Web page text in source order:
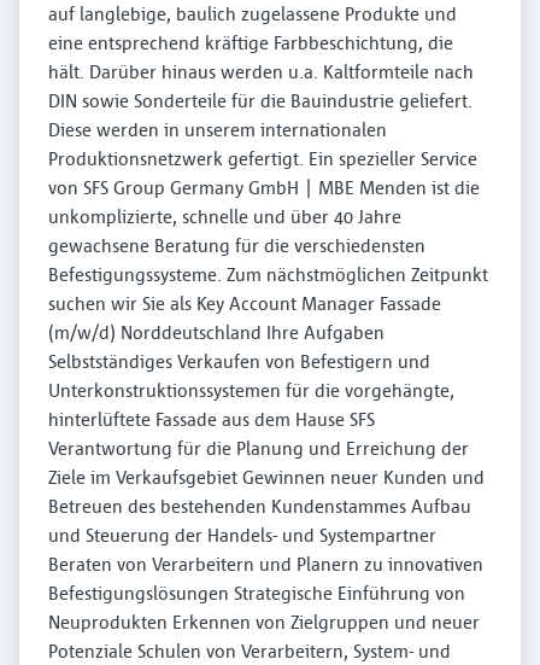
auf langlebige, baulich zugelassene Produkte und
eine entsprechend kräftige Farbbeschichtung, die
hält. Darüber hinaus werden u.a. Kaltformteile nach
DIN sowie Sonderteile für die Bauindustrie geliefert.
Diese werden in unserem internationalen
Produktionsnetzwerk gefertigt. Ein spezieller Service
von SFS Group Germany GmbH | MBE Menden ist die
unkomplizierte, schnelle und über 40 Jahre
gewachsene Beratung für die verschiedensten
Befestigungssysteme. Zum nächstmöglichen Zeitpunkt
suchen wir Sie als Key Account Manager Fassade
(m/w/d) Norddeutschland Ihre Aufgaben
Selbstständiges Verkaufen von Befestigern und
Unterkonstruktionssystemen für die vorgehängte,
hinterlüftete Fassade aus dem Hause SFS
Verantwortung für die Planung und Erreichung der
Ziele im Verkaufsgebiet Gewinnen neuer Kunden und
Betreuen des bestehenden Kundenstammes Aufbau
und Steuerung der Handels- und Systempartner
Beraten von Verarbeitern und Planern zu innovativen
Befestigungslösungen Strategische Einführung von
Neuprodukten Erkennen von Zielgruppen und neuer
Potenziale Schulen von Verarbeitern, System- und